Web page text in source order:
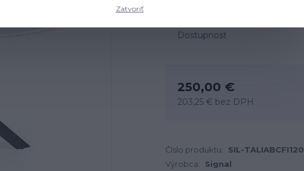
Dostupnosť
250,00 €
203,25 € bez DPH
Číslo produktu: SIL-TALIABCFI120
Výrobca:
Signal
Zatvoriť